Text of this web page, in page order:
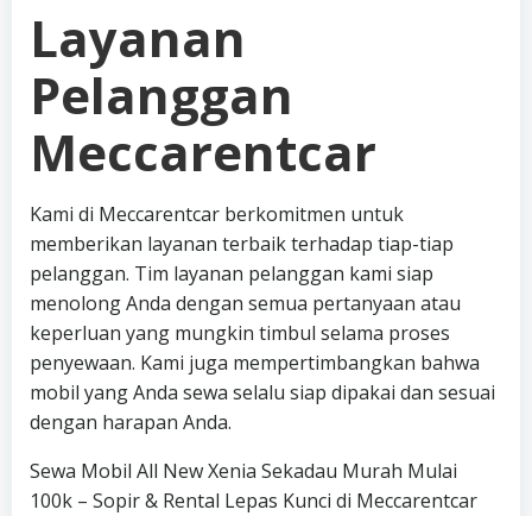
Layanan
Pelanggan
Meccarentcar
Kami di Meccarentcar berkomitmen untuk
memberikan layanan terbaik terhadap tiap-tiap
pelanggan. Tim layanan pelanggan kami siap
menolong Anda dengan semua pertanyaan atau
keperluan yang mungkin timbul selama proses
penyewaan. Kami juga mempertimbangkan bahwa
mobil yang Anda sewa selalu siap dipakai dan sesuai
dengan harapan Anda.
Sewa Mobil All New Xenia Sekadau Murah Mulai
100k – Sopir & Rental Lepas Kunci di Meccarentcar